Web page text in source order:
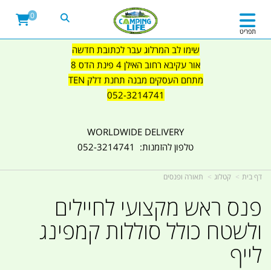
שימו לב המרלוג עבר לכתובת חדשה
אור עקיבא רחוב האילן 4 פינת הדס 8
מתחם העסקים מבנה תחנת דלק TEN
052-3214741
WORLDWIDE DELIVERY
טלפון להזמנות: 052-3214741
תפריט
0
דף בית קטלוג תאורה ופנסים
פנס ראש מקצועי לחיילים
ולשטח כולל סוללות קמפינג
לייף